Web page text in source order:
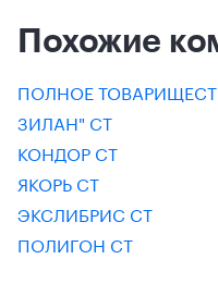
Похожие
ПОЛНОЕ
ЗИЛАН" СТ
КОНДОР СТ
ЯКОРЬ СТ
ЭКСЛИБРИС СТ
ПОЛИГОН СТ